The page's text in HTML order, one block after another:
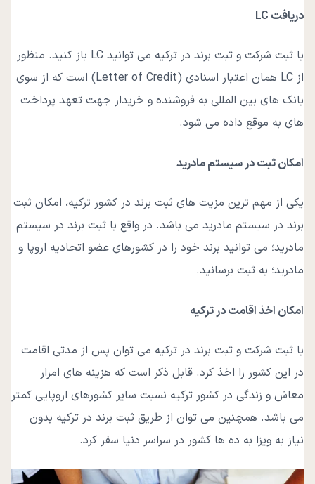
دریافت LC
با ثبت شرکت و ثبت برند در ترکیه می ‌توانید LC باز کنید. منظور
از LC همان اعتبار اسنادی (Letter of Credit) است که از سوی
بانک ‌های بین المللی به فروشنده و خریدار جهت تعهد پرداخت
‌های به موقع داده می ‌شود.
امکان ثبت در سیستم مادرید
یکی از مهم‌ ترین مزیت ‌های ثبت برند در کشور ترکیه، امکان ثبت
برند در سیستم مادرید می باشد. در واقع با ثبت برند در سیستم
مادرید؛ می ‌توانید برند خود را در کشورهای عضو اتحادیه اروپا و
مادرید؛ به ثبت برسانید.
امکان اخذ اقامت در ترکیه
با ثبت شرکت و ثبت برند در ترکیه می ‌توان پس از مدتی اقامت
در این کشور را اخذ کرد. قابل ذکر است که هزینه ‌های امرار
معاش و زندگی در کشور ترکیه نسبت سایر کشورهای اروپایی کمتر
می باشد. همچنین می ‌توان از طریق ثبت برند در ترکیه بدون
نیاز به ویزا به ده‌ ها کشور در سراسر دنیا سفر کرد.